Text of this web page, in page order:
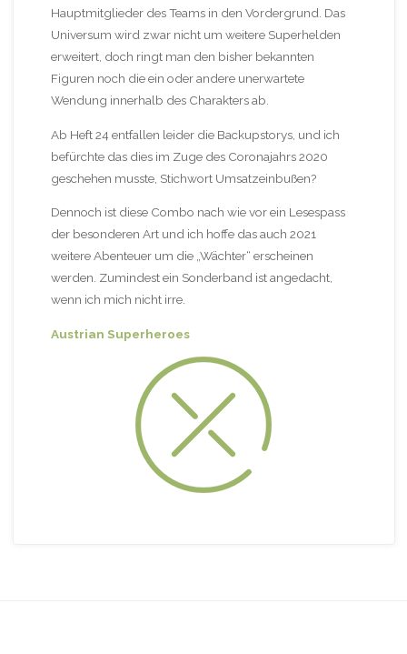
Hauptmitglieder des Teams in den Vordergrund. Das
Universum wird zwar nicht um weitere Superhelden
erweitert, doch ringt man den bisher bekannten
Figuren noch die ein oder andere unerwartete
Wendung innerhalb des Charakters ab.
Ab Heft 24 entfallen leider die Backupstorys, und ich
befürchte das dies im Zuge des Coronajahrs 2020
geschehen musste, Stichwort Umsatzeinbußen?
Dennoch ist diese Combo nach wie vor ein Lesespass
der besonderen Art und ich hoffe das auch 2021
weitere Abenteuer um die „Wächter“ erscheinen
werden. Zumindest ein Sonderband ist angedacht,
wenn ich mich nicht irre.
Austrian Superheroes